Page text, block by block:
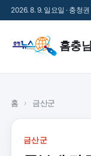
2026. 8. 9. 일요일 · 충청
홈충
홈 › 금산군
금산군